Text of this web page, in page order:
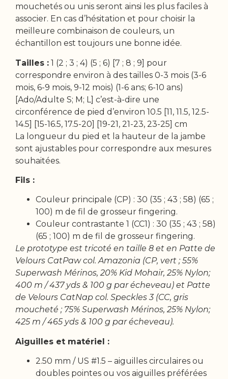
mouchetés ou unis seront ainsi les plus faciles à
associer. En cas d’hésitation et pour choisir la
meilleure combinaison de couleurs, un
échantillon est toujours une bonne idée.
Tailles : 1 (2 ; 3 ; 4) (5 ; 6) [7 ; 8 ; 9] pour
correspondre environ à des tailles 0-3 mois (3-6
mois, 6-9 mois, 9-12 mois) (1-6 ans; 6-10 ans)
[Ado/Adulte S; M; L] c’est-à-dire une
circonférence de pied d’environ 10.5 [11, 11.5, 12.5-
14.5] [15-16.5, 17.5-20] [19-21, 21-23, 23-25] cm
La longueur du pied et la hauteur de la jambe
sont ajustables pour correspondre aux mesures
souhaitées.
Fils :
Couleur principale (CP) : 30 (35 ; 43 ; 58) (65 ;
100) m de fil de grosseur fingering.
Couleur contrastante 1 (CC1) : 30 (35 ; 43 ; 58)
(65 ; 100) m de fil de grosseur fingering.
Le prototype est tricoté en taille 8 et en Patte de
Velours CatPaw col. Amazonia (CP, vert ; 55%
Superwash Mérinos, 20% Kid Mohair, 25% Nylon;
400 m / 437 yds & 100 g par écheveau) et Patte
de Velours CatNap col. Speckles 3 (CC, gris
moucheté ; 75% Superwash Mérinos, 25% Nylon;
425 m / 465 yds & 100 g par écheveau).
Aiguilles et matériel :
2.50 mm / US #1.5 – aiguilles circulaires ou
doubles pointes ou vos aiguilles préférées